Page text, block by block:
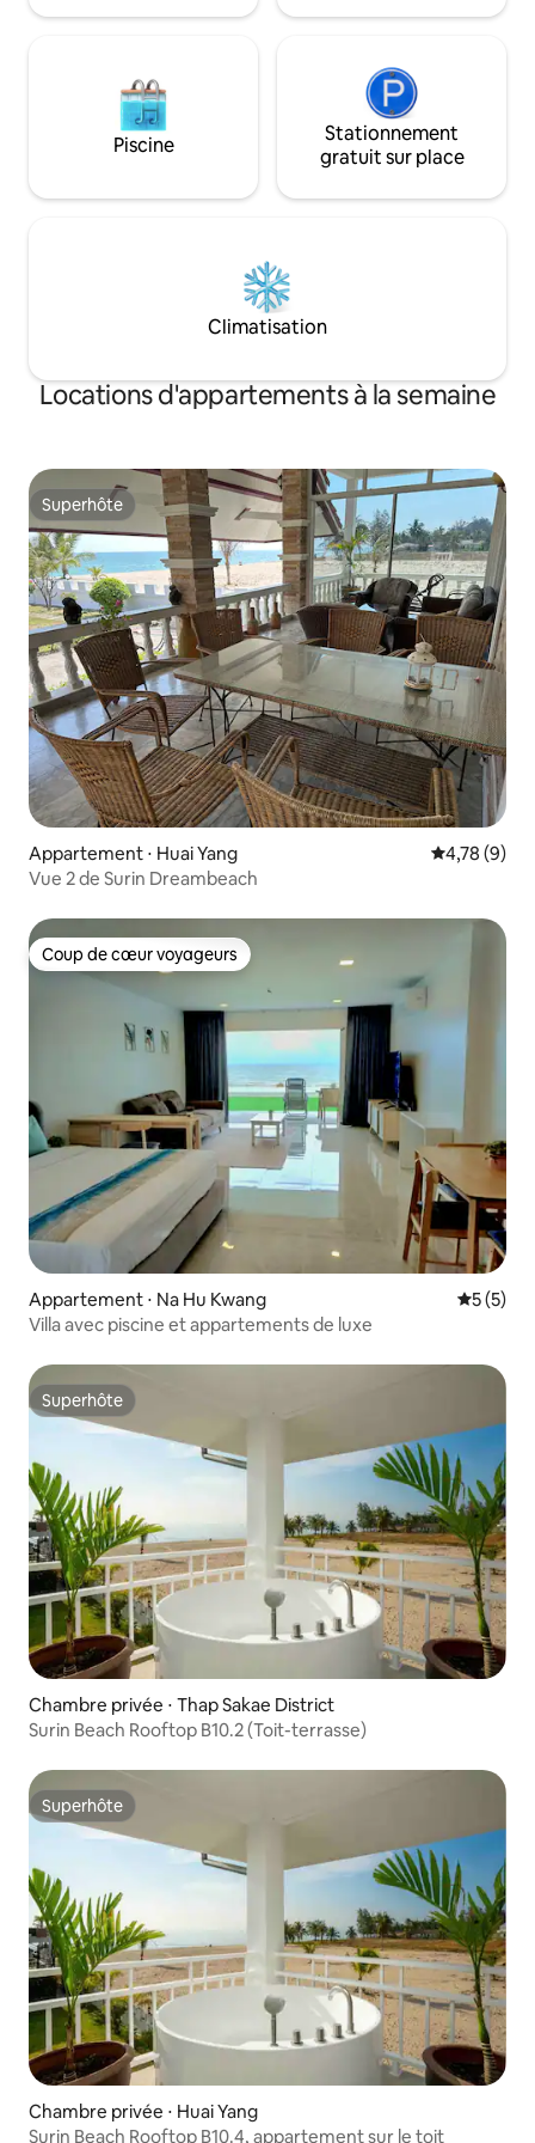
Vous pouvez vous garer devant toute la
Piscine
Stationnement
gratuit sur place
Climatisation
Locations d'appartements à la semaine
Superhôte
Superhôte
Appartement ⋅ Huai Yang Évaluation
4,78 (9)
Vue 2 de Surin Dreambeach
Coup de cœur voyageurs
Coup de cœur voyageurs
Appartement ⋅ Na Hu Kwang
5 (5)
Villa avec piscine et appartements de luxe
Superhôte
Superhôte
Chambre privée ⋅ Thap Sakae District
Surin Beach Rooftop B10.2 (Toit-terrasse)
Superhôte
Superhôte
Chambre privée ⋅ Huai Yang
Surin Beach Rooftop B10.4, appartement sur le toit